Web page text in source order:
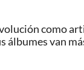
como
van